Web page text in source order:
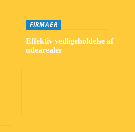
FIRMAER
Effektiv vedligeholdelse af
udearealer